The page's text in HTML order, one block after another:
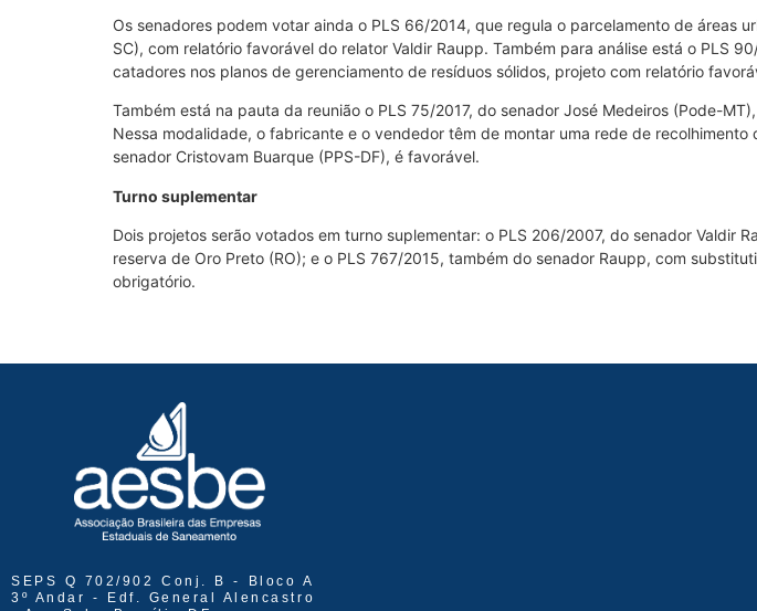
Os senadores podem votar ainda o PLS 66/2014, que regula o parcelamento de áreas
SC), com relatório favorável do relator Valdir Raupp. Também para análise está o PLS
catadores nos planos de gerenciamento de resíduos sólidos, projeto com relatório
Também está na pauta da reunião o PLS 75/2017, do senador José Medeiros (Pode-
Nessa modalidade, o fabricante e o vendedor têm de montar uma rede de
senador Cristovam Buarque (PPS-DF), é favorável.
Turno suplementar
Dois projetos serão votados em turno suplementar: o PLS 206/2007, do senador
reserva de Oro Preto (RO); e o PLS 767/2015, também do senador Raupp, com
obrigatório.
SEPS Q 702/902 Conj. B - Bloco A
3º Andar - Edf. General Alencastro